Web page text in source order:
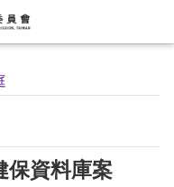
保資料庫案